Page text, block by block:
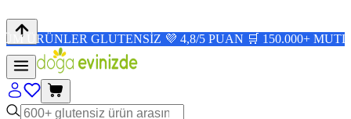
GLUTENSİZ 💜 4,8/5 PUAN 🛒 150.000+ MUTLU